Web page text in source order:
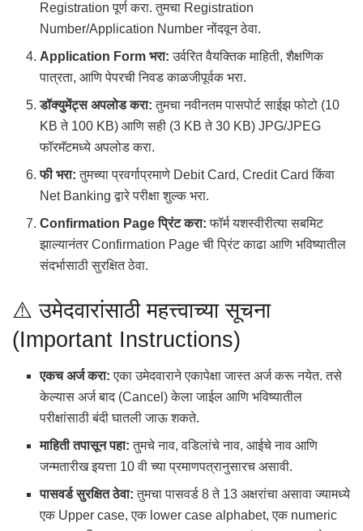
Registration पूर्ण करा. तुमचा Registration
Number/Application Number नोंदवून ठेवा.
Application Form भरा: उर्वरित वैयक्तिक माहिती, शैक्षणिक
पात्रता, आणि पेपरची निवड काळजीपूर्वक भरा.
डॉक्युमेंट्स अपलोड करा: तुमचा नवीनतम पासपोर्ट साईझ फोटो (10
KB ते 100 KB) आणि सही (3 KB ते 30 KB) JPG/JPEG
फॉरमॅटमध्ये अपलोड करा.
फी भरा: तुमच्या प्रवर्गाप्रमाणे Debit Card, Credit Card किंवा
Net Banking द्वारे परीक्षा शुल्क भरा.
Confirmation Page प्रिंट करा: फॉर्म यशस्वीरीत्या सबमिट
झाल्यानंतर Confirmation Page ची प्रिंट काढा आणि भविष्यातील
संदर्भासाठी सुरक्षित ठेवा.
⚠️ उमेदवारांसाठी महत्त्वाच्या सूचना
(Important Instructions)
एकच अर्ज करा: एका उमेदवाराने एकापेक्षा जास्त अर्ज करू नयेत. तसे
केल्यास अर्ज बाद (Cancel) केला जाईल आणि भविष्यातील
परीक्षांसाठी बंदी घातली जाऊ शकते.
माहिती तपासून पहा: तुमचे नाव, वडिलांचे नाव, आईचे नाव आणि
जन्मतारीख इयत्ता 10 वी च्या प्रमाणपत्रानुसारच असावी.
पासवर्ड सुरक्षित ठेवा: तुमचा पासवर्ड 8 ते 13 अक्षरांचा असावा ज्यामध्ये
एक Upper case, एक lower case alphabet, एक numeric